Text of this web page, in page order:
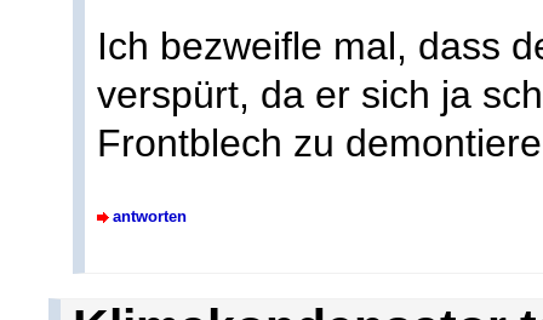
Ich bezweifle mal, dass
verspürt, da er sich ja
Frontblech zu
antworten